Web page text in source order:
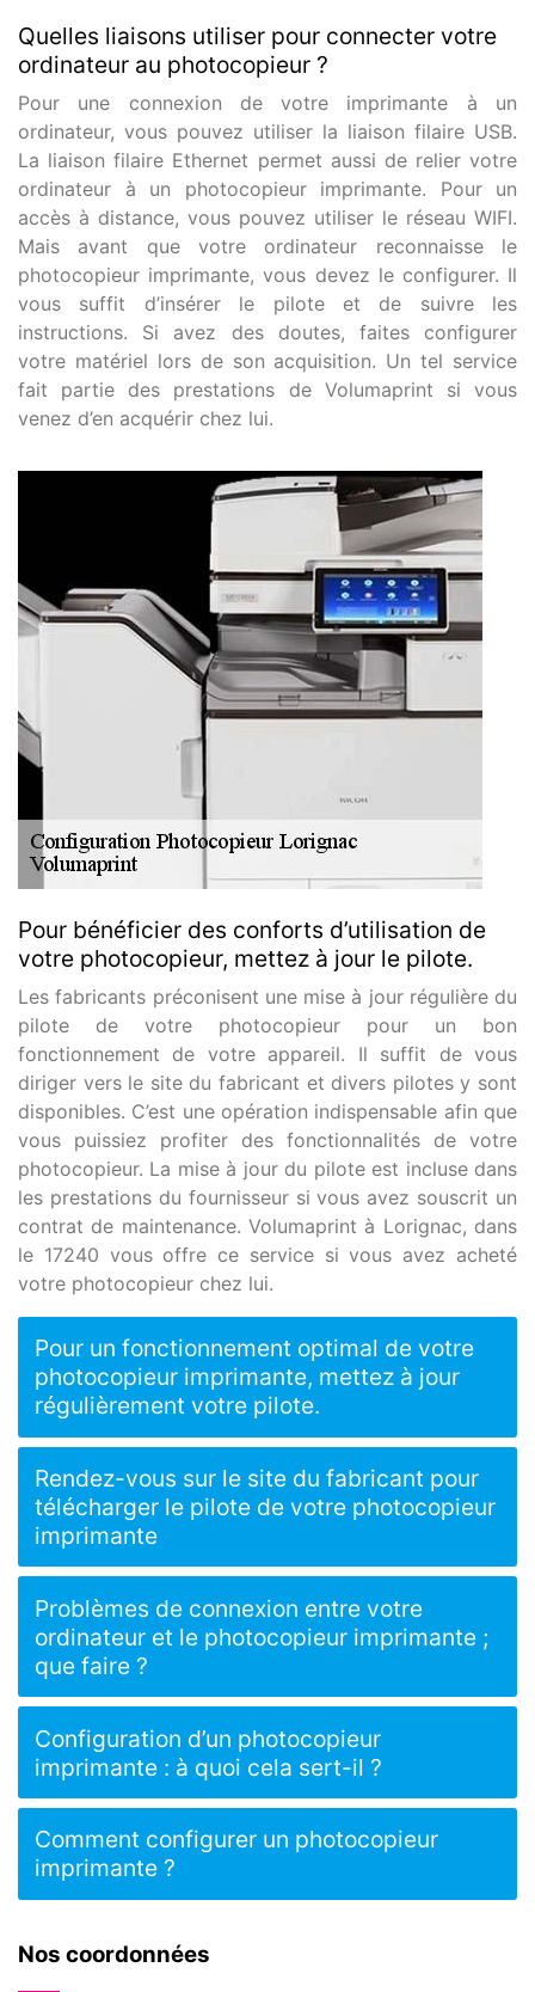
Nos coordonnées
Quelles liaisons utiliser pour connecter votre
ordinateur au photocopieur ?
Pour une connexion de votre imprimante à un
ordinateur, vous pouvez utiliser la liaison filaire USB.
La liaison filaire Ethernet permet aussi de relier votre
ordinateur à un photocopieur imprimante. Pour un
accès à distance, vous pouvez utiliser le réseau WIFI.
Mais avant que votre ordinateur reconnaisse le
photocopieur imprimante, vous devez le configurer. Il
vous suffit d’insérer le pilote et de suivre les
instructions. Si avez des doutes, faites configurer
votre matériel lors de son acquisition. Un tel service
fait partie des prestations de Volumaprint si vous
venez d’en acquérir chez lui.
Pour bénéficier des conforts d’utilisation de
votre photocopieur, mettez à jour le pilote.
Les fabricants préconisent une mise à jour régulière du
pilote de votre photocopieur pour un bon
fonctionnement de votre appareil. Il suffit de vous
diriger vers le site du fabricant et divers pilotes y sont
disponibles. C’est une opération indispensable afin que
vous puissiez profiter des fonctionnalités de votre
photocopieur. La mise à jour du pilote est incluse dans
les prestations du fournisseur si vous avez souscrit un
contrat de maintenance. Volumaprint à Lorignac, dans
le 17240 vous offre ce service si vous avez acheté
votre photocopieur chez lui.
Pour un fonctionnement optimal de votre
photocopieur imprimante, mettez à jour
régulièrement votre pilote.
Rendez-vous sur le site du fabricant pour
télécharger le pilote de votre photocopieur
imprimante
Problèmes de connexion entre votre
ordinateur et le photocopieur imprimante ;
que faire ?
Configuration d’un photocopieur
imprimante : à quoi cela sert-il ?
Comment configurer un photocopieur
imprimante ?